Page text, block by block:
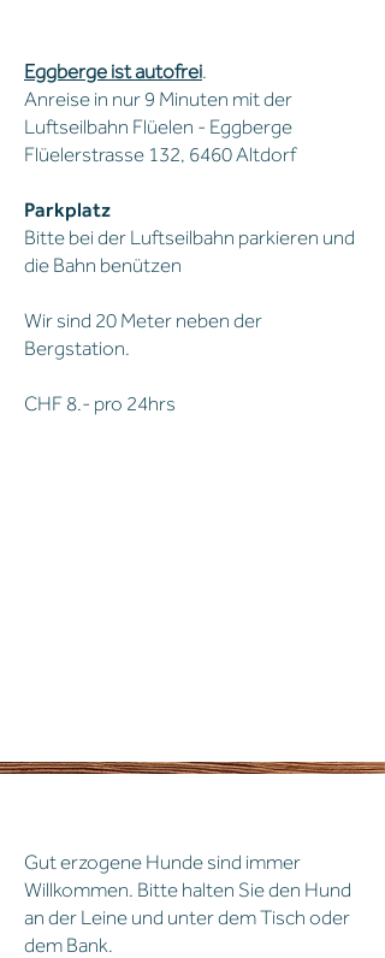
Eggberge ist autofrei.
Anreise in nur 9 Minuten mit der
Luftseilbahn Flüelen - Eggberge
Flüelerstrasse 132, 6460 Altdorf
Parkplatz
Bitte bei der Luftseilbahn parkieren und
die Bahn benützen
Wir sind 20 Meter neben der
Bergstation.
CHF 8.- pro 24hrs
Gut erzogene Hunde sind immer
Willkommen. Bitte halten Sie den Hund
an der Leine und unter dem Tisch oder
dem Bank.